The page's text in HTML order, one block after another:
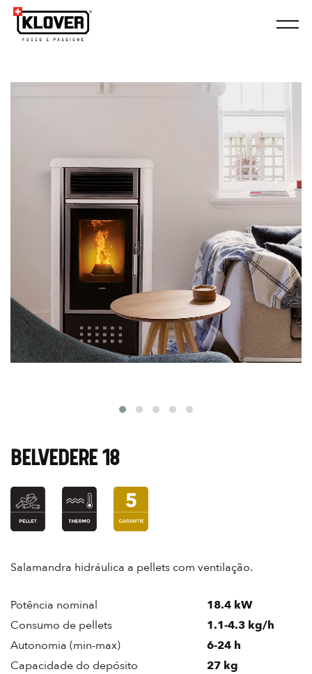
BELVEDERE 18
Salamandra hidráulica a pellets com ventilação.
Potência nominal
18.4 kW
Consumo de pellets
1.1-4.3 kg/h
Autonomia (min-max)
6-24 h
Capacidade do depósito
27 kg